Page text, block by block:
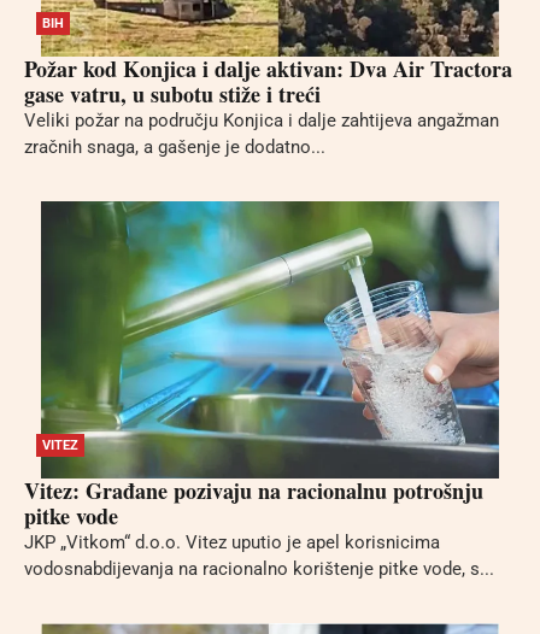
BIH
Požar kod Konjica i dalje aktivan: Dva Air Tractora
gase vatru, u subotu stiže i treći
Veliki požar na području Konjica i dalje zahtijeva angažman
zračnih snaga, a gašenje je dodatno...
VITEZ
Vitez: Građane pozivaju na racionalnu potrošnju
pitke vode
JKP „Vitkom“ d.o.o. Vitez uputio je apel korisnicima
vodosnabdijevanja na racionalno korištenje pitke vode, s...